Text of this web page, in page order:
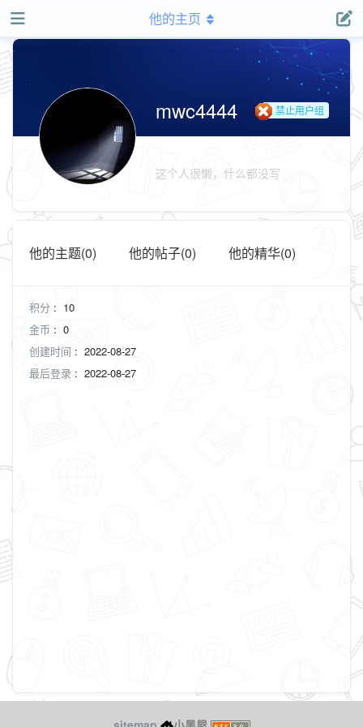
他的主页
mwc4444 禁止用户组
这个人很懒，什么都没写
他的主题(0) 他的帖子(0) 他的精华(0)
积分 : 10
金币 : 0
创建时间 : 2022-08-27
最后登录 : 2022-08-27